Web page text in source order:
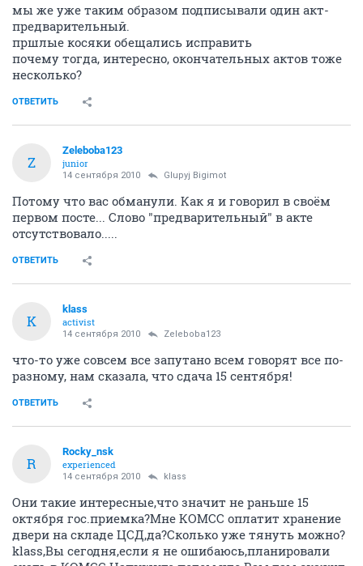
мы же уже таким образом подписывали один акт-
предварительный.
пршлые косяки обещались исправить
почему тогда, интересно, окончательных актов тоже
несколько?
ОТВЕТИТЬ
Z
Zeleboba123
junior
14 сентября 2010 Glupyj Bigimot
Потому что вас обманули. Как я и говорил в своём
первом посте... Слово "предварительный" в акте
отсутствовало.....
ОТВЕТИТЬ
K
klass
activist
14 сентября 2010 Zeleboba123
что-то уже совсем все запутано всем говорят все по-
разному, нам сказала, что сдача 15 сентября!
ОТВЕТИТЬ
R
Rocky_nsk
experienced
14 сентября 2010 klass
Они такие интересные,что значит не раньше 15
октября гос.приемка?Мне КОМСС оплатит хранение
двери на складе ЦСД,да?Сколько уже тянуть можно?
klаss,Вы сегодня,если я не ошибаюсь,планировали